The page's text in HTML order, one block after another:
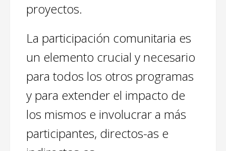
proyectos.
La participación comunitaria es
un elemento crucial y necesario
para todos los otros programas
y para extender el impacto de
los mismos e involucrar a más
participantes, directos-as e